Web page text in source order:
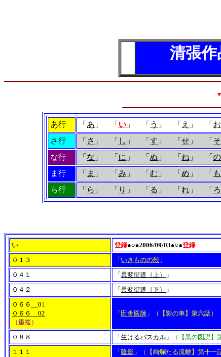
清張
あ行 「 あ 」 「 い 」 「 う 」 「 え 」 「 お
さ行
「 さ 」 「 し 」 「 す 」 「 せ 」 「 そ
な行
「 な 」 「 に 」 「 ぬ 」 「 ね 」 「 の
ま行
「 ま 」 「 み 」 「 む 」 「 め 」 「 も
ら行
「 ら 」 「 り 」 「 る 」 「 れ 」 「 ろ
い 登録●○●2006/09/03●○●登録
０１３
「 いきものの殻 」
０４１
「 異変街道（上）
」
０４２
「 異変街道（下）
」
０６６__01
０６６__02
（重複）
「 田舎医師 」（【影の車】第六話）
０８８ 「 生けるパスカル 」
（【黒の図説】
１１１
「 陰影 」（【絢爛たる流離】第十一